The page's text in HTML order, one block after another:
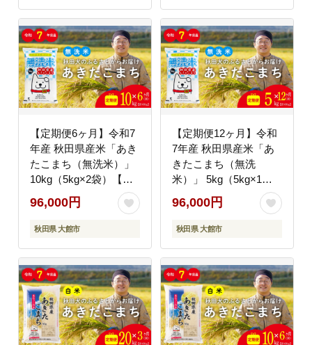
【定期便6ヶ月】令和7
年産 秋田県産米「あき
たこまち（無洗米）」
10kg（5kg×2袋）【真
正ファーム】
96,000円
秋田県 大館市
【定期便12ヶ月】令和
7年産 秋田県産米「あ
きたこまち（無洗
米）」 5kg（5kg×1
袋）【真正ファーム】
96,000円
秋田県 大館市